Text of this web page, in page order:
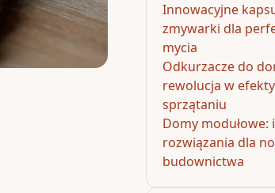
Innowacyjne
zmywarki dla
mycia
Odkurzacze do
rewolucja w
sprzątaniu
Domy modułowe:
rozwiązania dla
budownictwa